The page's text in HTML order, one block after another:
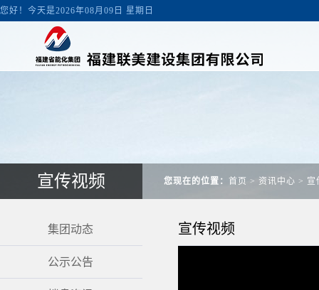
您好！今天是2026年08月09日 星期日
宣传视频 您现在的位置： 首页 > 资讯中心 > 宣
集团动态
公示公告
宣传视频